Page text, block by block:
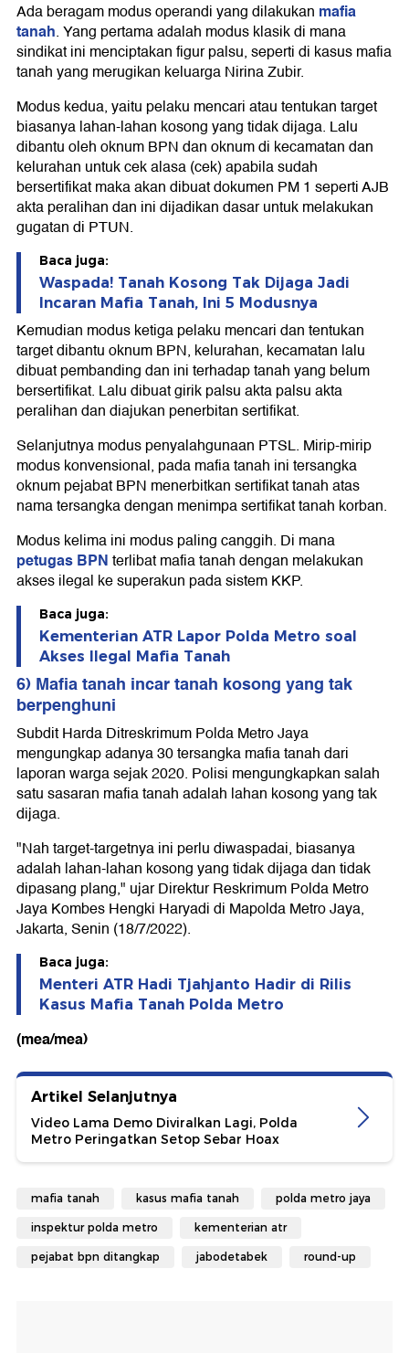
Ada beragam modus operandi yang dilakukan mafia
tanah. Yang pertama adalah modus klasik di mana
sindikat ini menciptakan figur palsu, seperti di kasus mafia
tanah yang merugikan keluarga Nirina Zubir.
Modus kedua, yaitu pelaku mencari atau tentukan target
biasanya lahan-lahan kosong yang tidak dijaga. Lalu
dibantu oleh oknum BPN dan oknum di kecamatan dan
kelurahan untuk cek alasa (cek) apabila sudah
bersertifikat maka akan dibuat dokumen PM 1 seperti AJB
akta peralihan dan ini dijadikan dasar untuk melakukan
gugatan di PTUN.
Baca juga:
Waspada! Tanah Kosong Tak Dijaga Jadi
Incaran Mafia Tanah, Ini 5 Modusnya
Kemudian modus ketiga pelaku mencari dan tentukan
target dibantu oknum BPN, kelurahan, kecamatan lalu
dibuat pembanding dan ini terhadap tanah yang belum
bersertifikat. Lalu dibuat girik palsu akta palsu akta
peralihan dan diajukan penerbitan sertifikat.
Selanjutnya modus penyalahgunaan PTSL. Mirip-mirip
modus konvensional, pada mafia tanah ini tersangka
oknum pejabat BPN menerbitkan sertifikat tanah atas
nama tersangka dengan menimpa sertifikat tanah korban.
Modus kelima ini modus paling canggih. Di mana
petugas BPNterlibat mafia tanah dengan melakukan
akses ilegal ke superakun pada sistem KKP.
Baca juga:
Kementerian ATR Lapor Polda Metro soal
Akses Ilegal Mafia Tanah
6) Mafia tanah incar tanah kosong yang tak
berpenghuni
Subdit Harda Ditreskrimum Polda Metro Jaya
mengungkap adanya 30 tersangka mafia tanah dari
laporan warga sejak 2020. Polisi mengungkapkan salah
satu sasaran mafia tanah adalah lahan kosong yang tak
dijaga.
"Nah target-targetnya ini perlu diwaspadai, biasanya
adalah lahan-lahan kosong yang tidak dijaga dan tidak
dipasang plang," ujar Direktur Reskrimum Polda Metro
Jaya Kombes Hengki Haryadi di Mapolda Metro Jaya,
Jakarta, Senin (18/7/2022).
Baca juga:
Menteri ATR Hadi Tjahjanto Hadir di Rilis
Kasus Mafia Tanah Polda Metro
(mea/mea)
Artikel Selanjutnya
Video Lama Demo Diviralkan Lagi, Polda
Metro Peringatkan Setop Sebar Hoax
mafia tanah kasus mafia tanah polda metro jaya
inspektur polda metro kementerian atr
pejabat bpn ditangkap jabodetabek round-up